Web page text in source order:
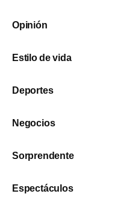
Opinión
Estilo de vida
Deportes
Negocios
Sorprendente
Espectáculos